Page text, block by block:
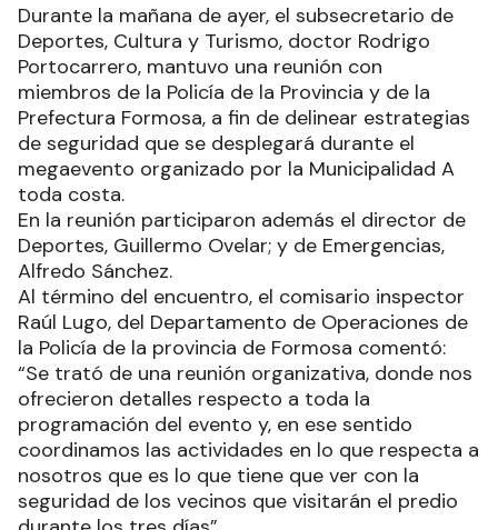
Durante la mañana de ayer, el subsecretario de
Deportes, Cultura y Turismo, doctor Rodrigo
Portocarrero, mantuvo una reunión con
miembros de la Policía de la Provincia y de la
Prefectura Formosa, a fin de delinear estrategias
de seguridad que se desplegará durante el
megaevento organizado por la Municipalidad A
toda costa.
En la reunión participaron además el director de
Deportes, Guillermo Ovelar; y de Emergencias,
Alfredo Sánchez.
Al término del encuentro, el comisario inspector
Raúl Lugo, del Departamento de Operaciones de
la Policía de la provincia de Formosa comentó:
“Se trató de una reunión organizativa, donde nos
ofrecieron detalles respecto a toda la
programación del evento y, en ese sentido
coordinamos las actividades en lo que respecta a
nosotros que es lo que tiene que ver con la
seguridad de los vecinos que visitarán el predio